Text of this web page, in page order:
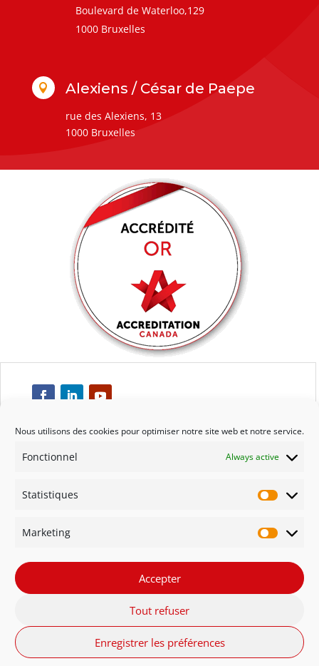
Nous utilisons des cookies pour optimiser notre site web et notre service.
Fonctionnel Always active
Statistiques
Marketing
Accepter
Tout refuser
Enregistrer les préférences
Boulevard de Waterloo,129
1000 Bruxelles
 Alexiens / César de Paepe
rue des Alexiens, 13
1000 Bruxelles
Respect
Engagement
Qualité
FR - Belgique NL - België English